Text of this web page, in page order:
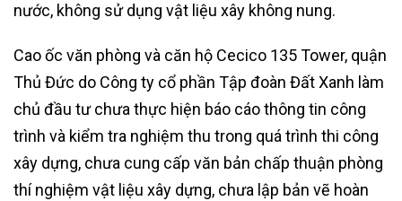
nước, không sử dụng vật liệu xây không nung.
Cao ốc văn phòng và căn hộ Cecico 135 Tower, quận
Thủ Đức do Công ty cổ phần Tập đoàn Đất Xanh làm
chủ đầu tư chưa thực hiện báo cáo thông tin công
trình và kiểm tra nghiệm thu trong quá trình thi công
xây dựng, chưa cung cấp văn bản chấp thuận phòng
thí nghiệm vật liệu xây dựng, chưa lập bản vẽ hoàn